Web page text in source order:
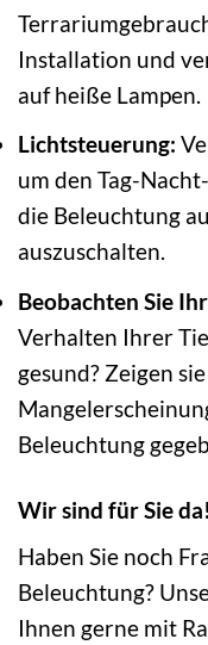
Installation und
auf heiße Lampen.
Lichtsteuerung:
um den Tag-
die Beleuchtung
auszuschalten.
Beobachten Sie
Verhalten Ihrer
gesund? Zeigen
Beleuchtung
Wir sind für Sie da!
Haben Sie noch
Beleuchtung?
Ihnen gerne mit